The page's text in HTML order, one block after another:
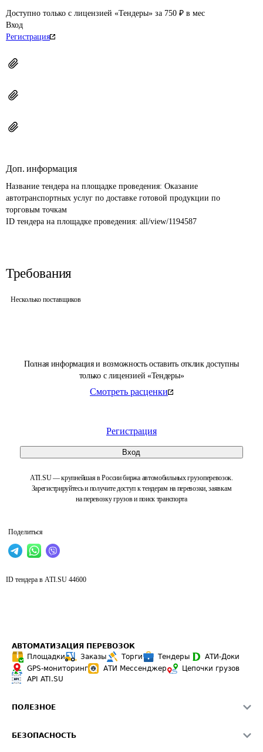
Полная информация и возможность оставить отклик доступны
только с лицензией «Тендеры»
Смотреть расценки
Регистрация
Вход
ATI.SU — крупнейшая в России биржа автомобильных грузоперевозок.
Зарегистрируйтесь и получите доступ к тендерам на перевозки, заявкам
на перевозку грузов и поиск транспорта
Поделиться
Доступно только с лицензией «Тендеры» за 750 ₽ в мес
Вход
Регистрация
Доп. информация
Название тендера на площадке проведения: Оказание
автотранспортных услуг по доставке готовой продукции по
торговым точкам
ID тендера на площадке проведения: all/view/1194587
Требования
Несколько поставщиков
ID тендера в ATI.SU 44600
АВТОМАТИЗАЦИЯ ПЕРЕВОЗОК
Площадки
Заказы Торги Тендеры
АТИ-Доки
GPS-мониторинг
АТИ Мессенджер
Цепочки грузов
API ATI.SU
ПОЛЕЗНОЕ
БЕЗОПАСНОСТЬ